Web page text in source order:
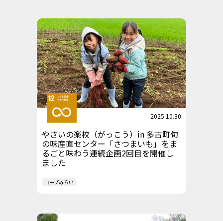
2025.10.30
やさいの楽校（がっこう）in 多古町旬
の味産直センター「さつまいも」をま
るごと味わう連続企画2回目を開催し
ました
コープみらい